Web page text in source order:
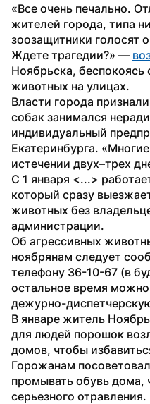
«Все очень печально.
жителей города, типа
зоозащитники голосят
Ждете трагедии?» —
Ноябрьска, беспокоясь
животных на улицах.
Власти города
собак занимался
индивидуальный
Екатеринбурга.
истечении двух–трех
С 1 января <...>
который сразу
животных без
администрации.
Об агрессивных
ноябрянам следует
телефону 36-10-67 (в
остальное время
дежурно-
В январе житель
для людей порошок
домов, чтобы
Горожанам
промывать обувь дома,
серьезного отравления.